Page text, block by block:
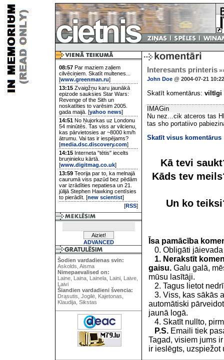
08:57 Par maziem zaļiem
cilvēciņiem. Skatīt multenes...
[www.greenman.ru]
13:15 Zvaigžņu karu jaunākā
epizode sauksies Star Wars:
Revenge of the Sith un
noskatīties to varēsim 2005.
gada maijā. [yahoo news]
14:51 No Ņujorkas uz Londonu
54 minūtēs. Tas viss ar vilcienu,
kas pārvietosies ar ~8000 km/h
ātrumu. Vai tas ir iespējams?
[media.dsc.discovery.com]
14:15 Interneta "tētis" iecelts
bruņinieku kārtā.
[www.digitmag.co.uk]
13:59 Teorija par to, ka melnajā
caurumā viss pazūd bez pēdām
var izrādīties nepatiesa un 21.
jūlijā Stephen Hawking centīsies
to pierādīt. [new scientist]
[RSS]
ADVANCED
Šodien vardadienas svin:
Askolds, Aisma
Nimepaevalised on:
Laine, Laina, Lainela, Laini, Laive,
Laivi
Šiandien vardadieni švencia:
Drąsutis, Jogilė, Kajetonas,
Klaudija, Sikstas
Interesants printeris
John Doe @ 2004-07-21 10:22
Skatīt komentārus: viltīgi
IMAGin
Nu nez...cik atceros tas
tas sho portatiivo
Skatīt visus komentārus
Kā tevi
Kāds tev
Un ko
Īsa pamācība
0. Obligāti jāievada
1. Nerakstīt
gaisu. Galu galā,
mūsu lasītāji.
2. Tagus lietot
3. Viss, kas sākās
automātiski
jaunā logā.
4. Skatīt nullto,
P.S. Emaili tiek
Tagad, visiem jums
ir ieslēgts, uzspiežot